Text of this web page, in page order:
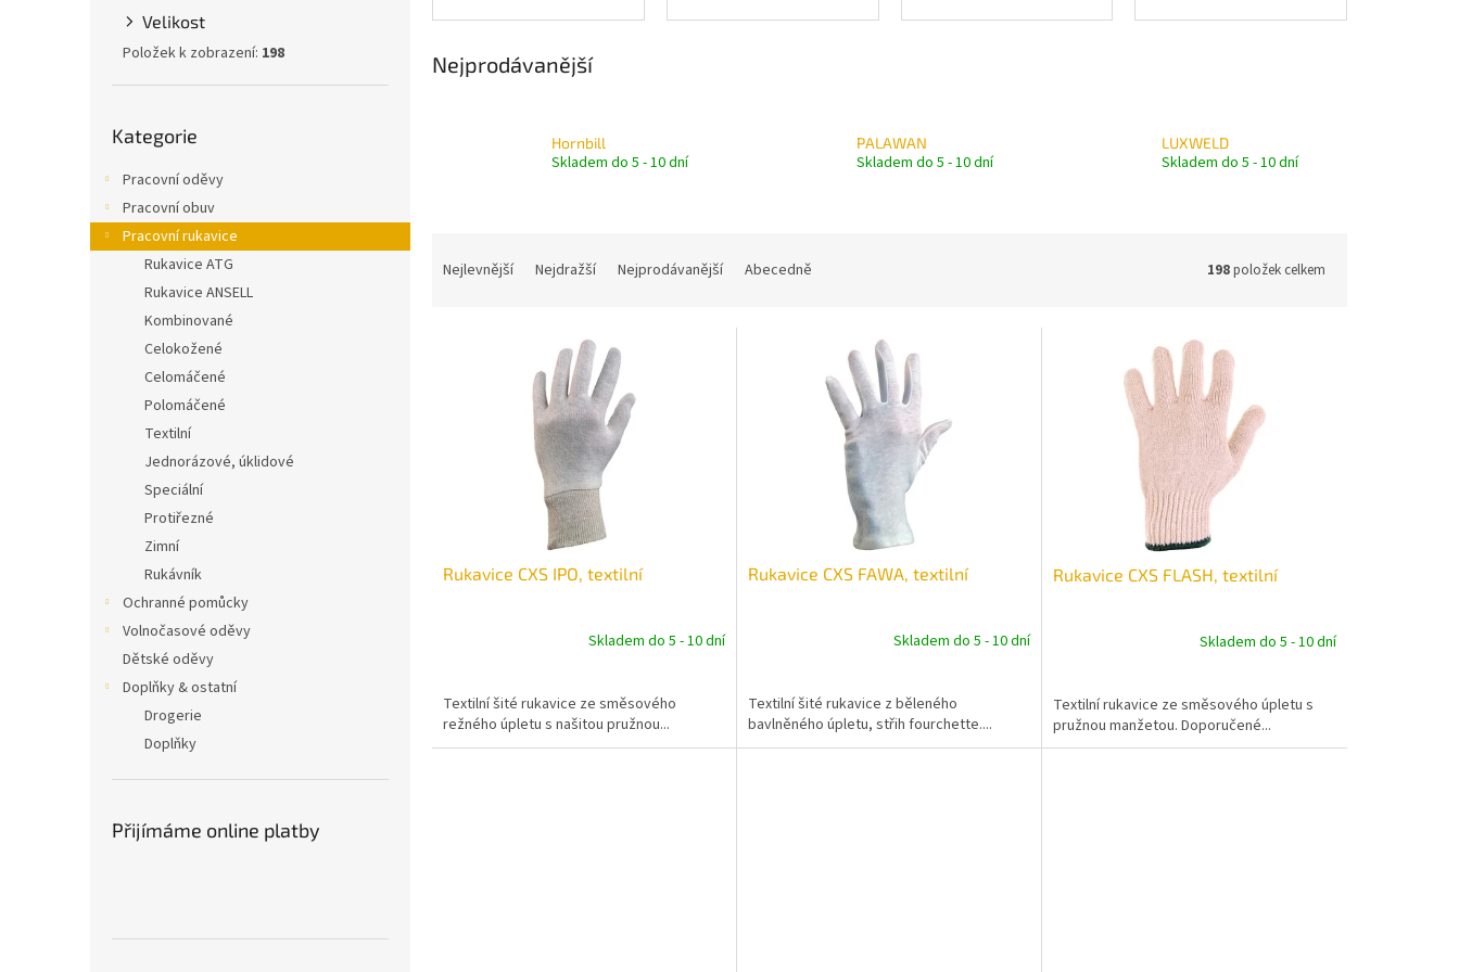
Velikost
Položek k zobrazení: 198
kategorie
Kategorie
Pracovní oděvy
Pracovní obuv
Pracovní rukavice
Rukavice ATG
Rukavice ANSELL
Kombinované
Celokožené
Celomáčené
Polomáčené
Textilní
Jednorázové, úklidové
Speciální
Protiřezné
Zimní
Rukávník
Ochranné pomůcky
Volnočasové oděvy
Dětské oděvy
Doplňky & ostatní
Drogerie
Doplňky
Přijímáme online platby
Nejprodávanější
Hornbill
Skladem do 5 - 10 dní
PALAWAN
Skladem do 5 - 10 dní
LUXWELD
Skladem do 5 - 10 dní
Nejlevnější Nejdražší Nejprodávanější Abecedně 198položek celkem
Rukavice CXS IPO, textilní
Skladem do 5 - 10 dní
Textilní šité rukavice ze směsového
režného úpletu s našitou pružnou...
Rukavice CXS FAWA, textilní
Skladem do 5 - 10 dní
Textilní šité rukavice z běleného
bavlněného úpletu, střih fourchette....
Rukavice CXS FLASH, textilní
Skladem do 5 - 10 dní
Textilní rukavice ze směsového úpletu s
pružnou manžetou. Doporučené...